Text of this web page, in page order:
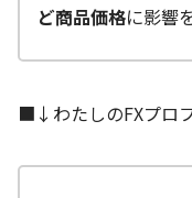
ど商品価格に影響
■↓わたしのFXプロ